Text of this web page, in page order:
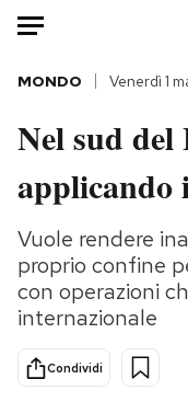
HOME
Italia
Politica
Tecnologia
Internet
Cultura
MONDO Venerdì 1
Nel sud
applicando
Vuole rendere
proprio confine
con operazioni
internazionale
Condividi